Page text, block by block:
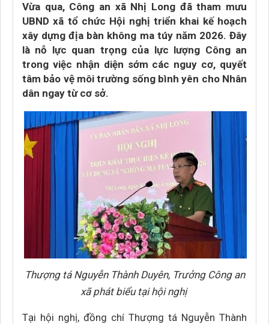
Vừa qua, Công an xã Nhị Long đã tham mưu
UBND xã tổ chức Hội nghị triển khai kế hoạch
xây dựng địa bàn không ma túy năm 2026. Đây
là nỗ lực quan trọng của lực lượng Công an
trong việc nhận diện sớm các nguy cơ, quyết
tâm bảo vệ môi trường sống bình yên cho Nhân
dân ngay từ cơ sở.
Thượng tá Nguyễn Thành Duyên, Trưởng Công an
xã phát biểu tại hội nghị
Tại hội nghị, đồng chí Thượng tá Nguyễn Thành